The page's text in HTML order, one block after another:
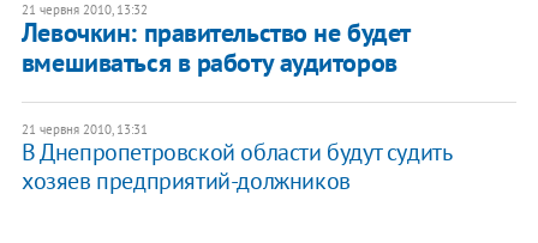
21 червня 2010, 13:32
Левочкин: правительство не будет
вмешиваться в работу аудиторов
21 червня 2010, 13:31
В Днепропетровской области будут судить
хозяев предприятий-должников